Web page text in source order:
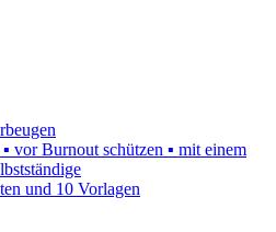
vor Burnout schützen ▪ mit einem
und 10 Vorlagen